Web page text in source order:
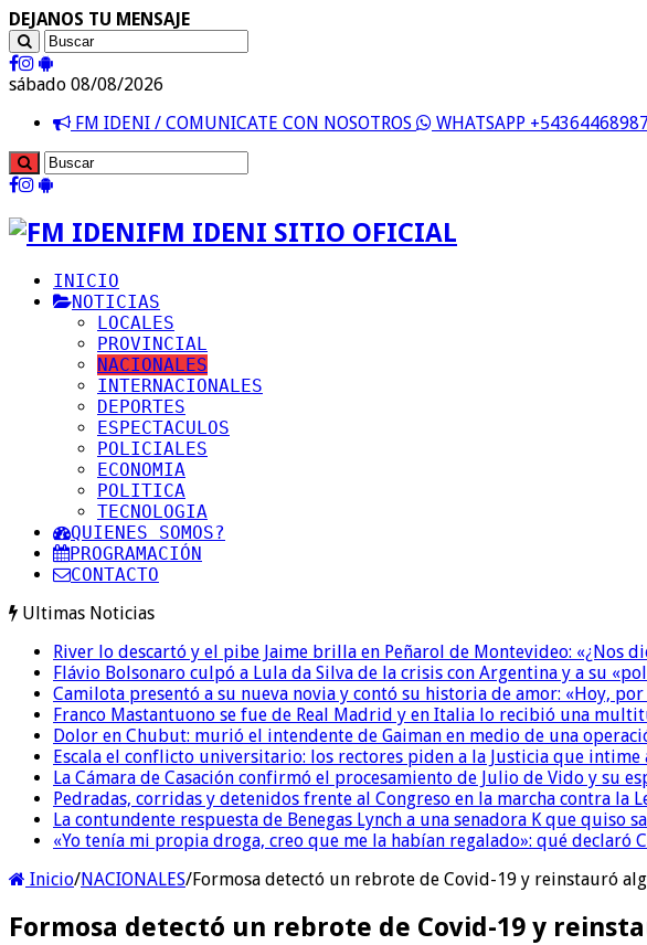
DEJANOS TU MENSAJE
sábado 08/08/2026
FM IDENI / COMUNICATE CON NOSOTROS
WHATSAPP
FM IDENI SITIO OFICIAL
INICIO
NOTICIAS
LOCALES
PROVINCIAL
NACIONALES
INTERNACIONALES
DEPORTES
ESPECTACULOS
POLICIALES
ECONOMIA
POLITICA
TECNOLOGIA
QUIENES SOMOS?
PROGRAMACIÓN
CONTACTO
Ultimas Noticias
River lo descartó y el pibe Jaime brilla en Peñarol de Montevideo: «¿Nos
Flávio Bolsonaro culpó a Lula da Silva de la crisis con Argentina y a su
Camilota presentó a su nueva novia y contó su historia de amor: «Hoy,
Franco Mastantuono se fue de Real Madrid y en Italia lo recibió una
Dolor en Chubut: murió el intendente de Gaiman en medio de una
Escala el conflicto universitario: los rectores piden a la Justicia que
La Cámara de Casación confirmó el procesamiento de Julio de Vido y su
Pedradas, corridas y detenidos frente al Congreso en la marcha contra la
La contundente respuesta de Benegas Lynch a una senadora K que
«Yo tenía mi propia droga, creo que me la habían regalado»: qué declaró
Inicio/NACIONALES/Formosa detectó un rebrote de Covid-19 y reinstauró
Formosa detectó un rebrote de Covid-19 y